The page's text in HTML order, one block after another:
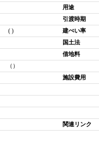
用途
引渡時期
( ) 建ぺい率
国土法
借地料
（）
施設費用
関連リンク